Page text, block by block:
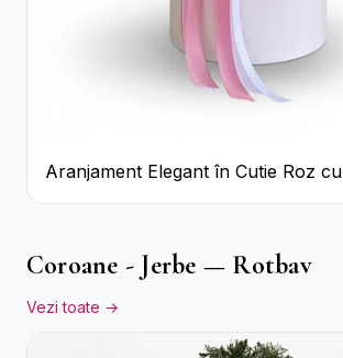
Aranjament Elegant în Cutie Roz cu
Trandafiri și Gerbera
Coroane - Jerbe — Rotbav
Vezi toate →